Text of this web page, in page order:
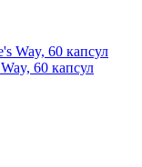
60 капсул